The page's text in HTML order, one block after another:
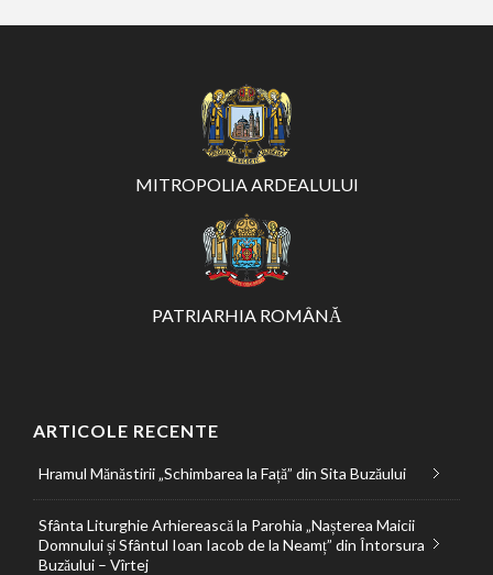
MITROPOLIA ARDEALULUI
PATRIARHIA ROMÂNĂ
ARTICOLE RECENTE
Hramul Mănăstirii „Schimbarea la Față” din Sita Buzăului
Sfânta Liturghie Arhierească la Parohia „Nașterea Maicii
Domnului și Sfântul Ioan Iacob de la Neamț” din Întorsura
Buzăului – Vîrtej